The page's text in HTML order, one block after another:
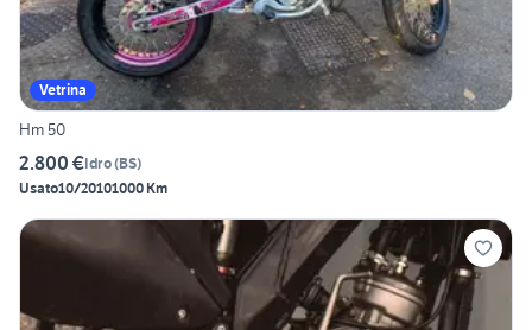
Vetrina
Hm 50
2.800 €Idro(BS)
Usato10/20101000 Km